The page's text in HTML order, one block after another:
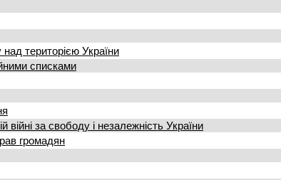
територією України
списками
за свободу і незалежність України
громадян